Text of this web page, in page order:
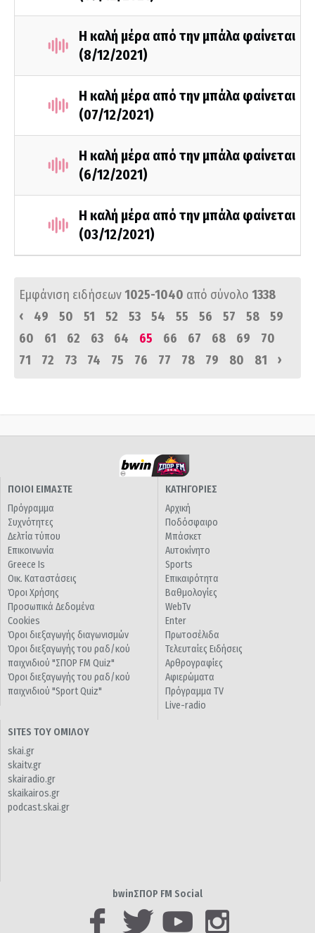
Η καλή μέρα από την μπάλα φαίνεται
(8/12/2021)
Η καλή μέρα από την μπάλα φαίνεται
(07/12/2021)
Η καλή μέρα από την μπάλα φαίνεται
(6/12/2021)
Η καλή μέρα από την μπάλα φαίνεται
(03/12/2021)
Εμφάνιση ειδήσεων1025-1040 από σύνολο 1338
‹
49 50 51 52 53 54 55 56 57 58
59
60
61 62 63 64 65 66 67 68 69
70
71
72 73 74 75 76 77 78 79 80 81 ›
ΠΟΙΟΙ ΕΙΜΑΣΤΕ
Πρόγραμμα
Συχνότητες
Δελτία τύπου
Επικοινωνία
Greece Is
Οικ. Καταστάσεις
Όροι Χρήσης
Προσωπικά Δεδομένα
Cookies
Όροι διεξαγωγής διαγωνισμών
Όροι διεξαγωγής του ραδ/κού
παιχνιδιού "ΣΠΟΡ FM Quiz"
Όροι διεξαγωγής του ραδ/κού
παιχνιδιού "Sport Quiz"
ΚΑΤΗΓΟΡΙΕΣ
Αρχική
Ποδόσφαιρο
Μπάσκετ
Αυτοκίνητο
Sports
Επικαιρότητα
Βαθμολογίες
WebTv
Enter
Πρωτοσέλιδα
Τελευταίες Ειδήσεις
Αρθρογραφίες
Αφιερώματα
Πρόγραμμα TV
Live-radio
SITES ΤΟΥ ΟΜΙΛΟΥ
skai.gr
skaitv.gr
skairadio.gr
skaikairos.gr
podcast.skai.gr
bwinΣΠΟΡ FM Social